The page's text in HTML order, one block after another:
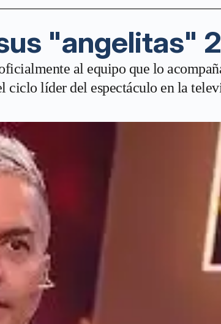
"angelitas"
al equipo que lo
ciclo líder del espectáculo en la